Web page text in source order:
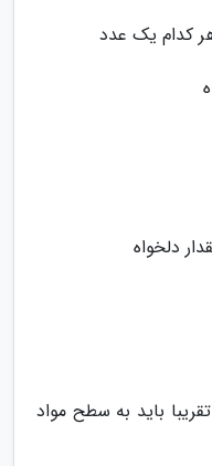
کدام یک عدد
دلخواه
باید به سطح مواد